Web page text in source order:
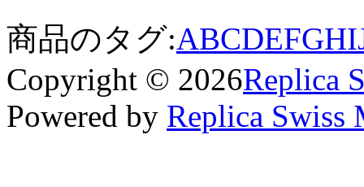
商品のタグ:ABCDEFGHI
Copyright © 2026Replica
Powered by Replica Swiss